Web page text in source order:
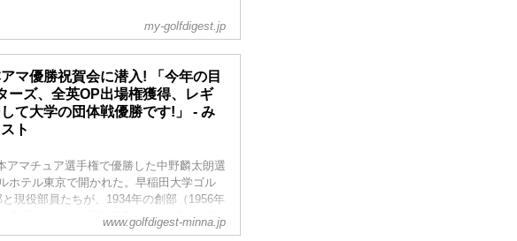
my-golfdigest.jp
マ優勝祝賀会に潜入! 「今年の目
ーズ、全英OP出場権獲得、レギ
て大学の団体戦優勝です!」 - み
ト
アマチュア選手権で優勝した中野麟太朗選
ホテル東京で開かれた。早稲田大学ゴル
現役部員たちが、1934年の創部（1956年
偉業を称えた。同校OGである編集Yも招
と24年の意気込みを中野選手に聞いたの
www.golfdigest-minna.jp